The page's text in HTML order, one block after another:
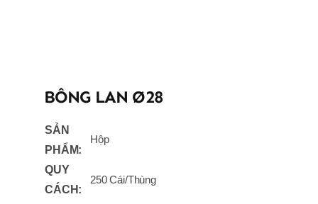
BÔNG LAN Ø28
SẢN
PHẨM:
QUY
CÁCH:
Hộp
250 Cái/Thùng